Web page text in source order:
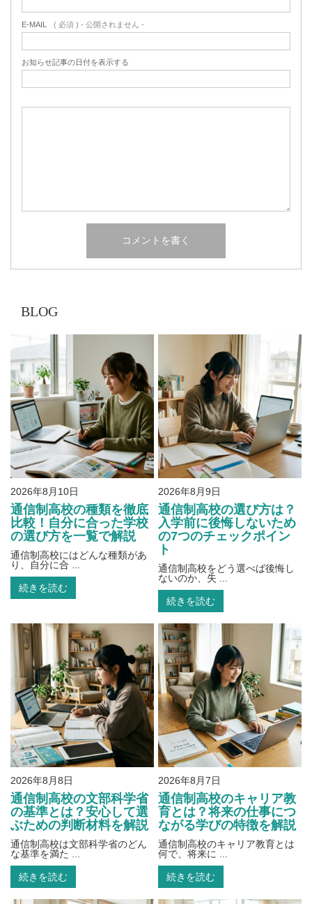
E-MAIL ( 必須 ) - 公開されません -
お知らせ記事の日付を表示する
BLOG
2026年8月10日
通信制高校の種類を徹底
比較！自分に合った学校
の選び方を一覧で解説
通信制高校にはどんな種類があ
り、自分に合 ...
続きを読む
2026年8月9日
通信制高校の選び方は？
入学前に後悔しないため
の7つのチェックポイン
ト
通信制高校をどう選べば後悔し
ないのか、失 ...
続きを読む
2026年8月8日
通信制高校の文部科学省
の基準とは？安心して選
ぶための判断材料を解説
通信制高校は文部科学省のどん
な基準を満た ...
続きを読む
2026年8月7日
通信制高校のキャリア教
育とは？将来の仕事につ
ながる学びの特徴を解説
通信制高校のキャリア教育とは
何で、将来に ...
続きを読む